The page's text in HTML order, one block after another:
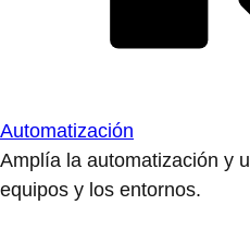
Automatización
Amplía la automatización y
equipos y los entornos.